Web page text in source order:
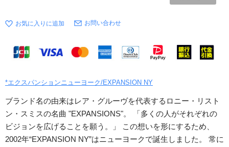
お問い合わせ
*エクスパンションニューヨーク/EXPANSION NY
ブランド名の由来はレア・グルーヴを代表するロニー・リスト
ン・スミスの名曲 "EXPANSIONS"。 「多くの人がそれぞれの
ビジョンを広げることを願う。」 この想いを形にするため、
2002年“EXPANSION NY”はニューヨークで誕生しました。 常に